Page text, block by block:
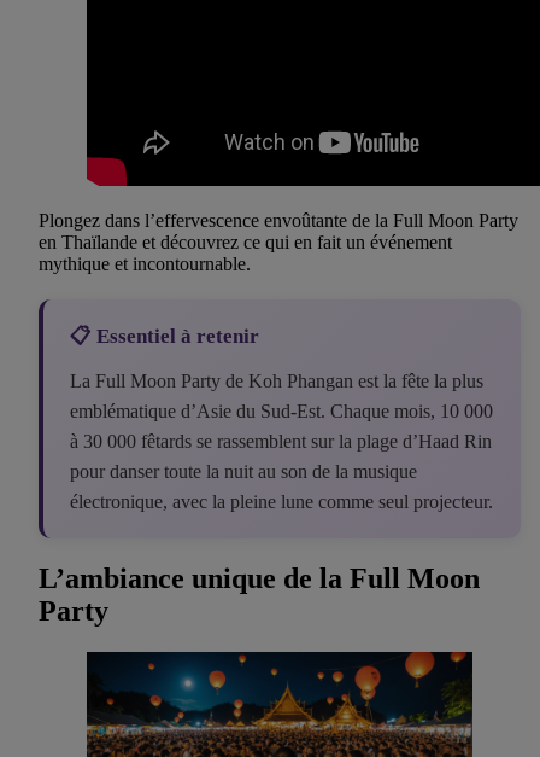
Plongez dans l’effervescence envoûtante de la Full Moon Party
en Thaïlande et découvrez ce qui en fait un événement
mythique et incontournable.
📋 Essentiel à retenir
La Full Moon Party de Koh Phangan est la fête la plus
emblématique d’Asie du Sud-Est. Chaque mois, 10 000
à 30 000 fêtards se rassemblent sur la plage d’Haad Rin
pour danser toute la nuit au son de la musique
électronique, avec la pleine lune comme seul projecteur.
L’ambiance unique de la Full Moon
Party